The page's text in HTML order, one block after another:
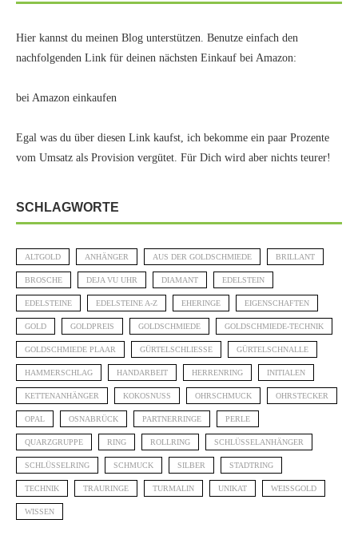
Hier kannst du meinen Blog unterstützen. Benutze einfach den
nachfolgenden Link für deinen nächsten Einkauf bei Amazon:
bei Amazon einkaufen
Egal was du über diesen Link kaufst, ich bekomme ein paar Prozente
vom Umsatz als Provision vergütet. Für Dich wird aber nichts teurer!
SCHLAGWORTE
ALTGOLD ANHÄNGER AUS DER GOLDSCHMIEDE BRILLANT
BROSCHE DEJA VU UHR DIAMANT EDELSTEIN
EDELSTEINE EDELSTEINE A-Z EHERINGE EIGENSCHAFTEN
GOLD GOLDPREIS GOLDSCHMIEDE GOLDSCHMIEDE-TECHNIK
GOLDSCHMIEDE PLAAR GÜRTELSCHLIESSE GÜRTELSCHNALLE
HAMMERSCHLAG HANDARBEIT HERRENRING INITIALEN
KETTENANHÄNGER KOKOSNUSS OHRSCHMUCK OHRSTECKER
OPAL OSNABRÜCK PARTNERRINGE PERLE
QUARZGRUPPE RING ROLLRING SCHLÜSSELANHÄNGER
SCHLÜSSELRING SCHMUCK SILBER STADTRING
TECHNIK TRAURINGE TURMALIN UNIKAT WEISSGOLD
WISSEN